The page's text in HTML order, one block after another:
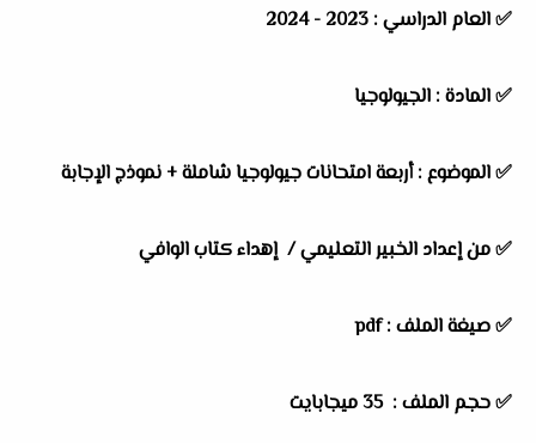
✅العام الدراسي :
✅المادة : الجيولوجيا
✅الموضوع :أربعة امتحانات جيولوجيا شاملة + نموذج الإجابة
✅من إعداد الخبير التعليمي / إهداء كتاب الوافي
✅ صيغة الملف : pdf
✅ حجم الملف : 35 ميجابايت